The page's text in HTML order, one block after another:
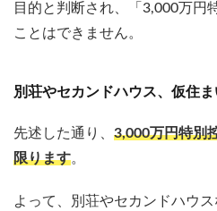
目的と判断され、「3,000万円
ことはできません。
別荘やセカンドハウス、仮住
先述した通り、 3,000万円特別
限ります。
よって、別荘やセカンドハウ